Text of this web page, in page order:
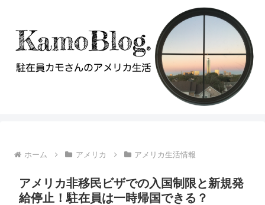
ホーム アメリカ アメリカ生活情報
アメリカ非移民ビザでの入国制限と新規発
給停止！駐在員は一時帰国できる？